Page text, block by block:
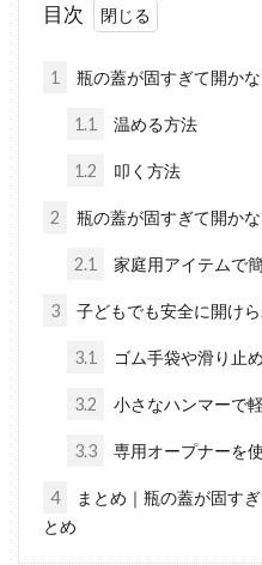
目次
1 瓶の蓋が固すぎて開か
1.1 温める方法
1.2 叩く方法
2 瓶の蓋が固すぎて開か
2.1 家庭用アイテムで
3 子どもでも安全に開け
3.1 ゴム手袋や滑り止
3.2 小さなハンマーで
3.3 専用オープナーを
4
まとめ｜瓶の蓋が固す
とめ